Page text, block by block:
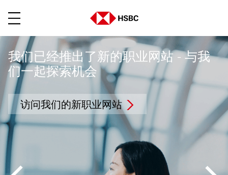
我们已经推出了新的职业网站 - 与我
们一起探索机会
访问我们的新职业网站